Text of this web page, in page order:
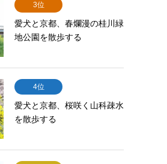
3位
愛犬と京都、春爛漫の桂川緑
地公園を散歩する
4位
愛犬と京都、桜咲く山科疎水
を散歩する